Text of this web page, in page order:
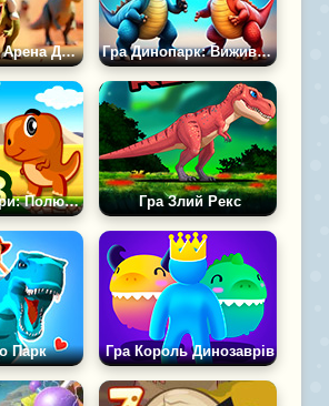
Гра Стікмен: Арена Динозаврів Гра Динопарк: Виживи в Лабіринті
Гра Динозаври: Полювання за м'ясом 3 Гра Злий Рекс
Парк Гра Король Динозаврів